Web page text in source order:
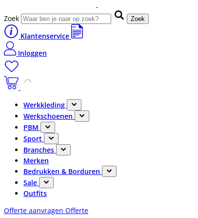
Zoek Zoek
Klantenservice
Inloggen
Werkkleding
Werkschoenen
PBM
Sport
Branches
Merken
Bedrukken & Borduren
Sale
Outfits
Offerte aanvragen Offerte